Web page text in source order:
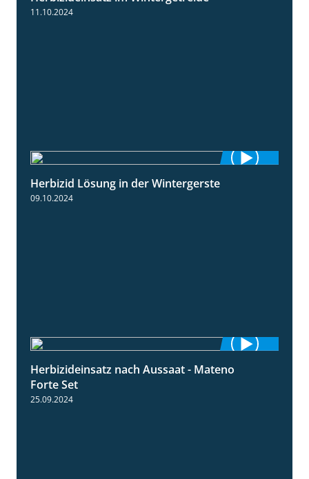
11.10.2024
Herbizid Lösung in der Wintergerste
09.10.2024
Herbizideinsatz nach Aussaat - Mateno
Forte Set
25.09.2024